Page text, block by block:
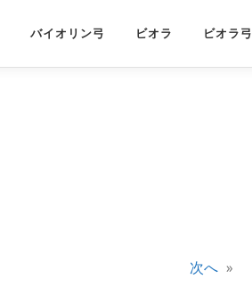
バイオリン弓 ビオラ ビオラ弓
次へ »